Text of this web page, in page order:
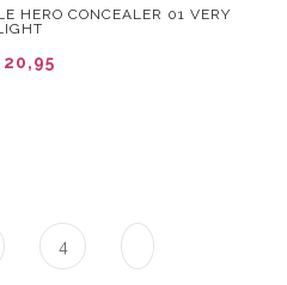
HERO CONCEALER 01 VERY
Pagina
4